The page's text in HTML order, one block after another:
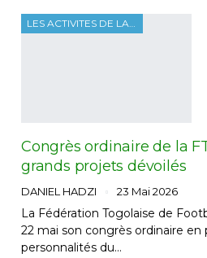
Congrès ordinaire de la
grands projets dévoilés
DANIEL HADZI 23 Mai 2026
La Fédération Togolaise de
22 mai son congrès ordinaire en
personnalités du…